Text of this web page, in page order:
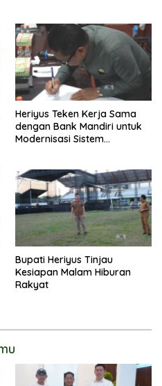
Heriyus Teken Kerja Sama
dengan Bank Mandiri untuk
Modernisasi Sistem
Bupati Heriyus Tinjau
Kesiapan Malam Hiburan
Rakyat